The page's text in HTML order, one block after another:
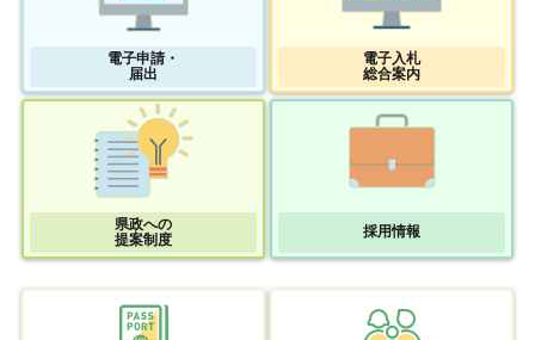
電子申請・
届出
電子入札
総合案内
県政への
提案制度
採用情報